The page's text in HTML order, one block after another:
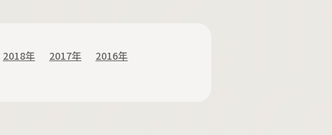
2018年 2017年
2016年